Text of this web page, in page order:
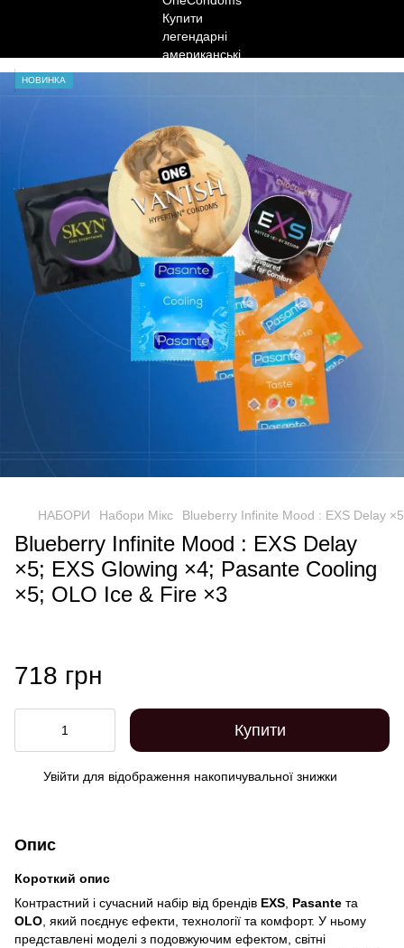
НОВИНКА
НАБОРИ Набори Мікс Blueberry Infinite Mood : EXS Delay
Blueberry Infinite Mood : EXS Delay
×5; EXS Glowing ×4; Pasante Cooling
×5; OLO Ice & Fire ×3
718 грн
Купити
Увійти для відображення накопичувальної знижки
Опис
Короткий опис
Контрастний і сучасний набір від брендів EXS Pasante та
OLO , який поєднує ефекти, технології та комфорт. У ньому
представлені моделі з подовжуючим ефектом, світні